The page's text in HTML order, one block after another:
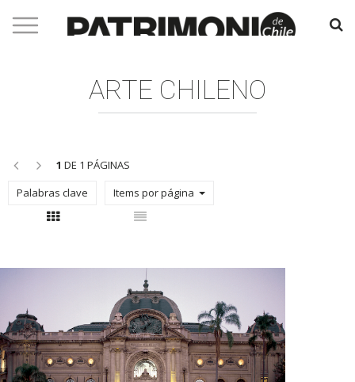
ARTE CHILENO
<< >> 1 DE 1 PÁGINAS
Palabras clave
Items por página
Con thumbnail Sin thumbnail